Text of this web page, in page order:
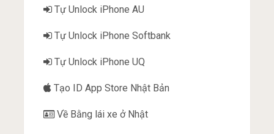
Tự Unlock iPhone AU
Tự Unlock iPhone Softbank
Tự Unlock iPhone UQ
Tạo ID App Store Nhật Bản
Về Bằng lái xe ở Nhật